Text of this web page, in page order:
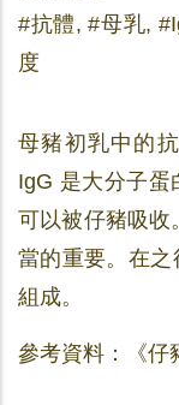
#抗體, #母乳,
度
母豬初乳中的
IgG 是大分子
可以被仔豬吸收
當的重要。在
組成。
參考資料：《仔